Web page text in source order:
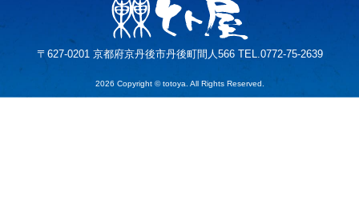
〒627-0201 京都府京丹後市丹後町間人566 TEL.0772-75-2639
2026 Copyright © totoya. All Rights Reserved.